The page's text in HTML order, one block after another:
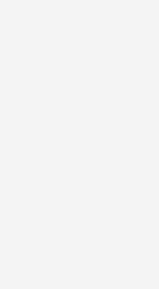
132 g/km; CO2-
131 g/km; CO2-
131 g/km; CO2-
CO2-Emission: 141